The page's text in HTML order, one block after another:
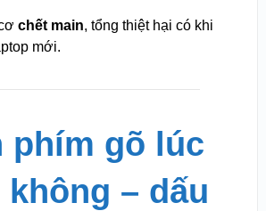
chết main, tổng thiệt hại có khi
mới.
phím gõ lúc
– dấu